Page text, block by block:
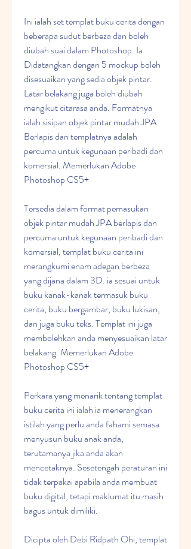
Ini ialah set templat buku cerita dengan
beberapa sudut berbeza dan boleh
diubah suai dalam Photoshop. Ia
Didatangkan dengan 5 mockup boleh
disesuaikan yang sedia objek pintar.
Latar belakang juga boleh diubah
mengikut citarasa anda. Formatnya
ialah sisipan objek pintar mudah JPA
Berlapis dan templatnya adalah
percuma untuk kegunaan peribadi dan
komersial. Memerlukan Adobe
Photoshop CS5+
Tersedia dalam format pemasukan
objek pintar mudah JPA berlapis dan
percuma untuk kegunaan peribadi dan
komersial, templat buku cerita ini
merangkumi enam adegan berbeza
yang dijana dalam 3D. ia sesuai untuk
buku kanak-kanak termasuk buku
cerita, buku bergambar, buku lukisan,
dan juga buku teks. Templat ini juga
membolehkan anda menyesuaikan latar
belakang. Memerlukan Adobe
Photoshop CS5+
Perkara yang menarik tentang templat
buku cerita ini ialah ia menerangkan
istilah yang perlu anda fahami semasa
menyusun buku anak anda,
terutamanya jika anda akan
mencetaknya. Sesetengah peraturan ini
tidak terpakai apabila anda membuat
buku digital, tetapi maklumat itu masih
bagus untuk dimiliki.
Dicipta oleh Debi Ridpath Ohi, templat